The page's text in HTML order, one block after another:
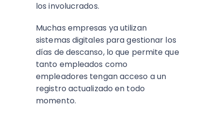
los involucrados.
Muchas empresas ya utilizan
sistemas digitales para gestionar los
días de descanso, lo que permite que
tanto empleados como
empleadores tengan acceso a un
registro actualizado en todo
momento.